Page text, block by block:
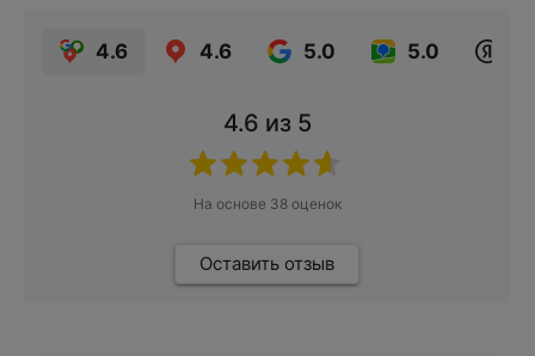
4.6 4.6 5.0 5.0
4.6 из 5
На основе 38оценок
Оставить отзыв